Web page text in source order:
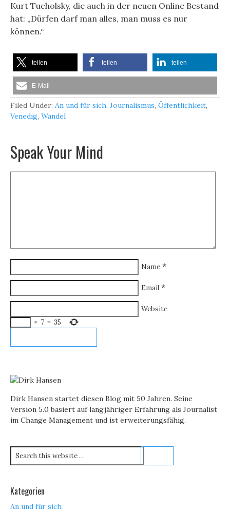
Kurt Tucholsky, die auch in der neuen Online Bestand
hat: „Dürfen darf man alles, man muss es nur
können.“
teilen teilen teilen
E-Mail
Filed Under: An und für sich, Journalismus, Öffentlichkeit,
Venedig, Wandel
Speak Your Mind
Name *
Email *
Website
× 7 = 35
Dirk Hansen startet diesen Blog mit 50 Jahren. Seine
Version 5.0 basiert auf langjähriger Erfahrung als Journalist
im Change Management und ist erweiterungsfähig.
Kategorien
An und für sich